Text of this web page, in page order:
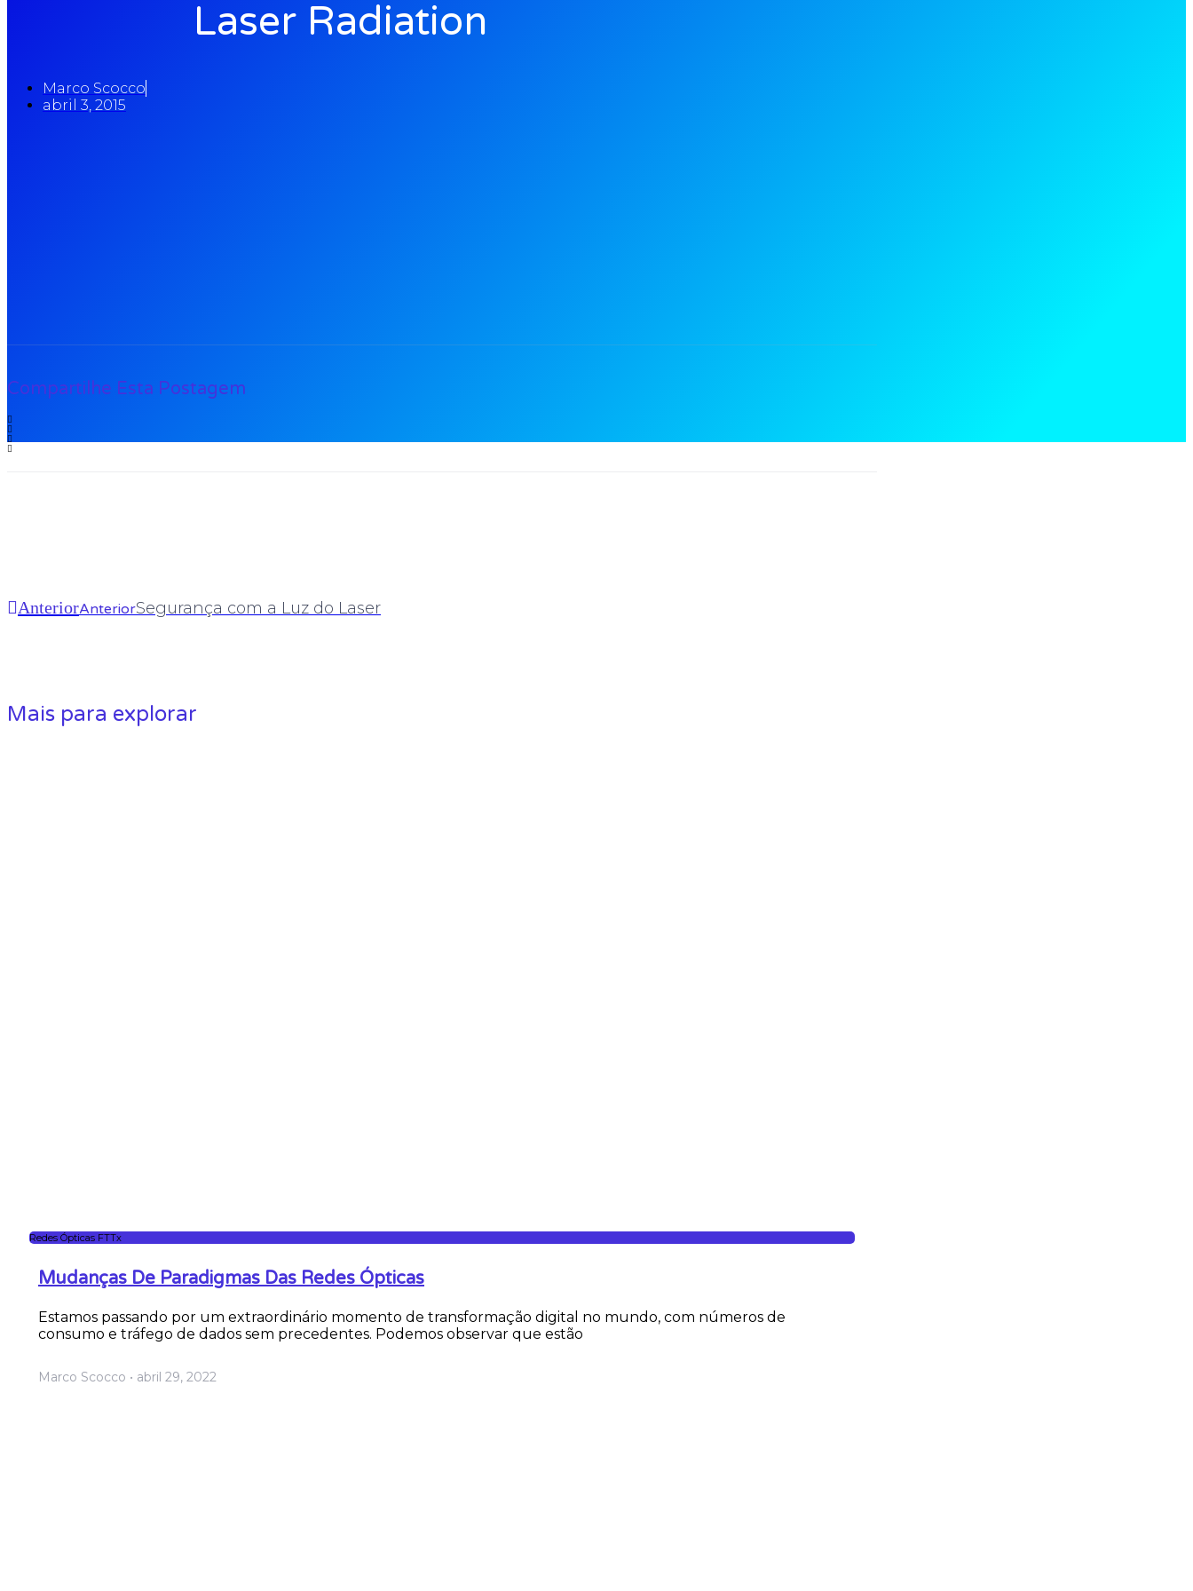
Laser Radiation
Marco Scocco
abril 3, 2015
Compartilhe Esta Postagem
AnteriorAnteriorSegurança com a Luz do Laser
Mais para explorar
Redes Ópticas FTTx
Mudanças De Paradigmas Das Redes Ópticas
Estamos passando por um extraordinário momento de transformação digital no mundo, com números de
consumo e tráfego de dados sem precedentes. Podemos observar que estão
Marco Scocco abril 29, 2022